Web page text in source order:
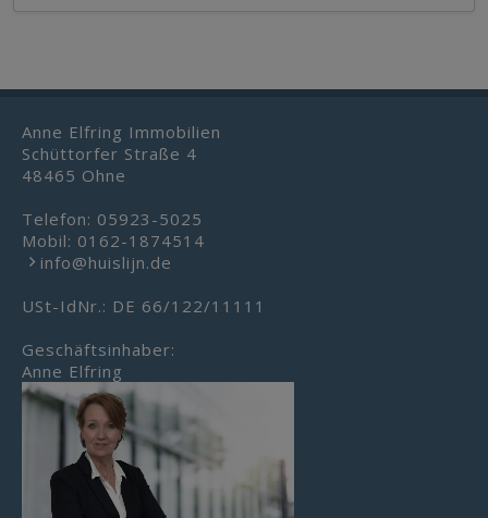
Anne Elfring Immobilien
Schüttorfer Straße 4
48465 Ohne
Telefon: 05923-5025
Mobil: 0162-1874514
info@huislijn.de
USt-IdNr.: DE 66/122/11111
Geschäftsinhaber:
Anne Elfring